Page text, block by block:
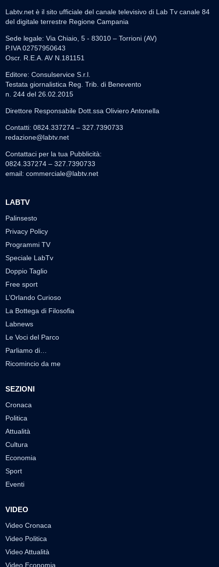
Labtv.net è il sito ufficiale del canale televisivo di Lab Tv canale 84
del digitale terrestre Regione Campania
Sede legale: Via Chiaio, 5 - 83010 – Torrioni (AV)
P.IVA 02757950643
Oscr. R.E.A. AV N.181151
Editore: Consulservice S.r.l.
Testata giornalistica Reg. Trib. di Benevento
n. 244 del 26.02.2015
Direttore Responsabile Dott.ssa Oliviero Antonella
Contatti: 0824.337274 – 327.7390733
redazione@labtv.net
Contattaci per la tua Pubblicità:
0824.337274 – 327.7390733
email: commerciale@labtv.net
LABTV
Palinsesto
Privacy Policy
Programmi TV
Speciale LabTv
Doppio Taglio
Free sport
L’Orlando Curioso
La Bottega di Filosofia
Labnews
Le Voci del Parco
Parliamo di…
Ricomincio da me
SEZIONI
Cronaca
Politica
Attualità
Cultura
Economia
Sport
Eventi
VIDEO
Video Cronaca
Video Politica
Video Attualità
Video Economia